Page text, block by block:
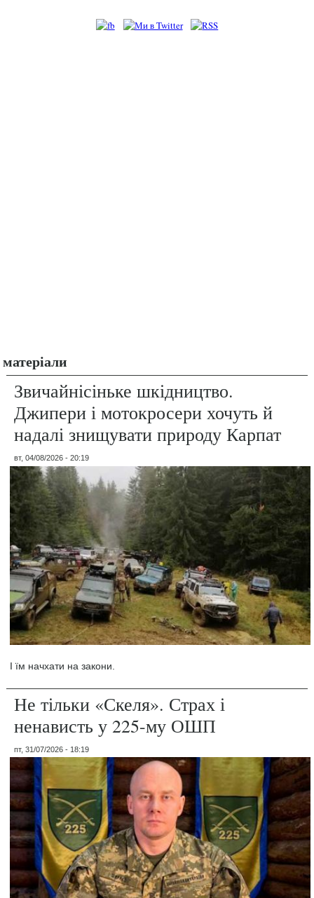
матеріали
Звичайнісіньке шкідництво.
Джипери і мотокросери хочуть й
надалі знищувати природу Карпат
вт, 04/08/2026 - 20:19
І їм начхати на закони.
Не тільки «Скеля». Страх і
ненависть у 225-му ОШП
пт, 31/07/2026 - 18:19